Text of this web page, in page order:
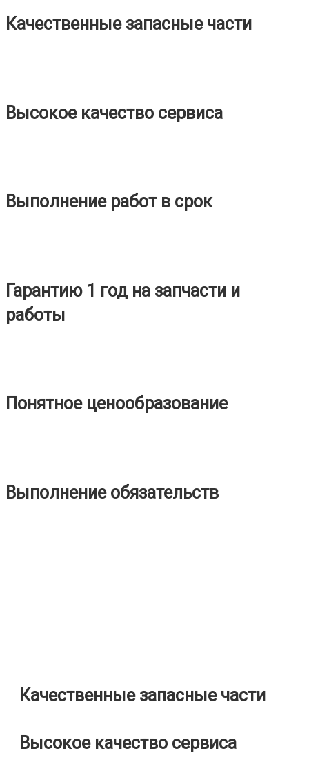
Качественные запасные части
Высокое качество сервиса
Выполнение работ в срок
Гарантию 1 год на запчасти и
работы
Понятное ценообразование
Выполнение обязательств
Качественные запасные части
Высокое качество сервиса